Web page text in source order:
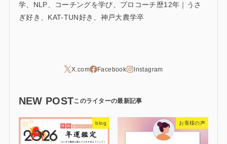
学、NLP、コーチングを学び、プロコーチ歴12年｜うさ
ぎ好き、KAT-TUN好き、神戸大農学卒
NEW POST
blog お客様の声